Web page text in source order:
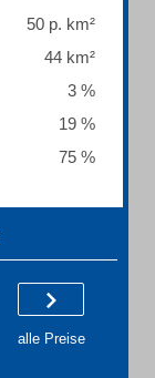
50 p. km²
44 km²
3 %
19 %
75 %
alle Preise